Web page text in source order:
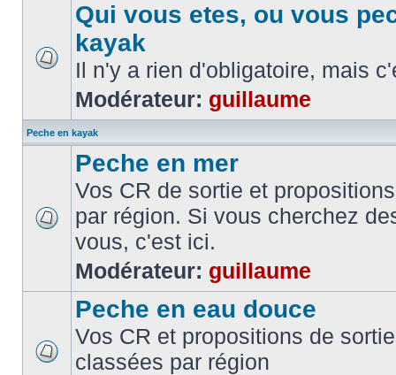
Qui vous etes, ou vous
kayak
Il n'y a rien d'obligatoire, mais
Modérateur: guillaume
Peche en kayak
Peche en mer
Vos CR de sortie et
par région. Si vous cherchez
vous, c'est ici.
Modérateur: guillaume
Peche en eau douce
Vos CR et propositions de
classées par région